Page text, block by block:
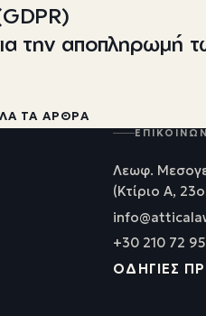
την αποπληρωμή
ΤΑ ΆΡΘΡΑ
Λεωφ.
(Κτίριο Α,
+30 210 72
ΟΔΗΓΊΕΣ